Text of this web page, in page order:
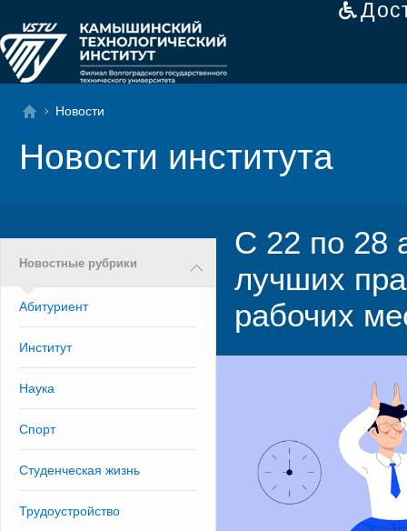
Новости
Новости института
Новостные рубрики
Абитуриент
Институт
Наука
Спорт
Студенческая жизнь
Трудоустройство
С 22 по 28
лучших
рабочих